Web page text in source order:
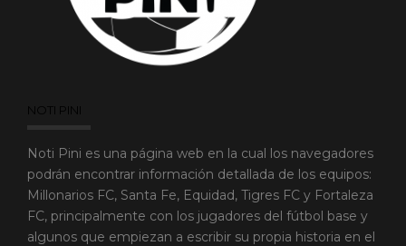
NOTI PINI
Noti Pini es una página web en la cual los navegadores
podrán encontrar información detallada de los equipos:
Millonarios FC, Santa Fe, Equidad, Tigres FC y Fortaleza
FC, principalmente con los jugadores del fútbol base y
algunos que empiezan a escribir su propia historia en el